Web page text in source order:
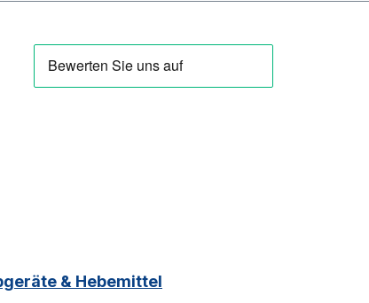
& Hebemittel